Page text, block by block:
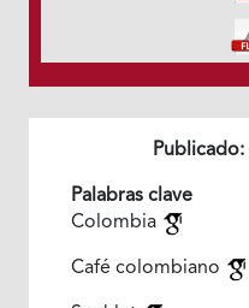
Publicado:
Palabras clave
Colombia
Café colombiano